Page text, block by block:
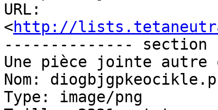
URL:
<http://
-------------- section
Une pièce jointe
Nom:
Type: image/png